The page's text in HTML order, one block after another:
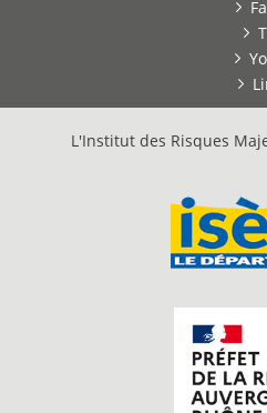
L'Institut des Risques